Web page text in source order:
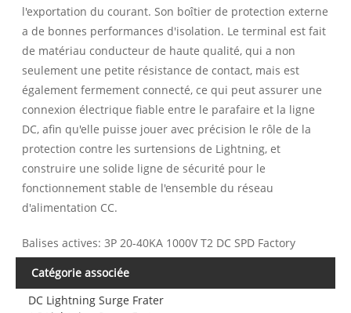
l'exportation du courant. Son boîtier de protection externe
a de bonnes performances d'isolation. Le terminal est fait
de matériau conducteur de haute qualité, qui a non
seulement une petite résistance de contact, mais est
également fermement connecté, ce qui peut assurer une
connexion électrique fiable entre le parafaire et la ligne
DC, afin qu'elle puisse jouer avec précision le rôle de la
protection contre les surtensions de Lightning, et
construire une solide ligne de sécurité pour le
fonctionnement stable de l'ensemble du réseau
d'alimentation CC.
Balises actives: 3P 20-40KA 1000V T2 DC SPD Factory
Catégorie associée
DC Lightning Surge Frater